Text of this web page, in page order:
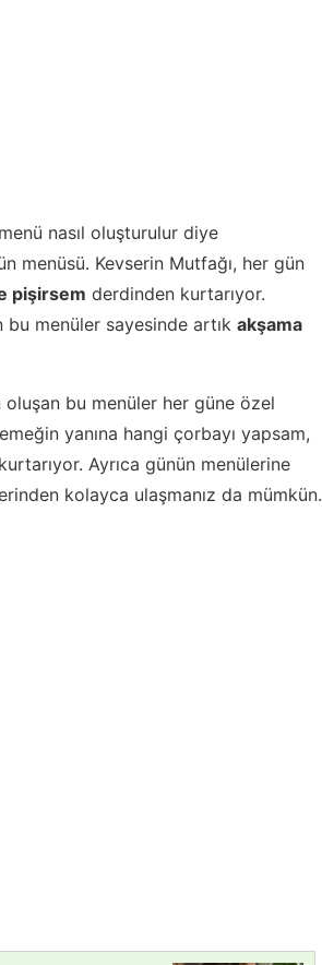
nasıl oluşturulur diye
menüsü. Kevserin Mutfağı, her gün
pişirsem derdinden kurtarıyor.
bu menüler sayesinde artık akşama
bu menüler her güne özel
yanına hangi çorbayı yapsam,
Ayrıca günün menülerine
kolayca ulaşmanız da mümkün.